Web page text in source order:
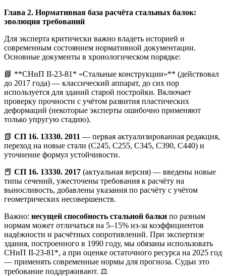
Глава 2. Нормативная база расчёта стальных балок:
эволюция требований
Для эксперта критически важно владеть историей и
современным состоянием нормативной документации.
Основные документы в хронологическом порядке:
📘 **СНиП II-23-81* «Стальные конструкции»** (действовал
до 2017 года) — классический аппарат, до сих пор
используется для зданий старой постройки. Включает
проверку прочности с учётом развития пластических
деформаций (некоторые эксперты ошибочно применяют
только упругую стадию).
📗 СП 16. 13330. 2011 — первая актуализированная редакция,
переход на новые стали (С245, С255, С345, С390, С440) и
уточнение формул устойчивости.
📕 СП 16. 13330. 2017 (актуальная версия) — введены новые
типы сечений, ужесточены требования к расчёту на
выносливость, добавлены указания по расчёту с учётом
геометрических несовершенств.
Важно: несущей способность стальной балки по разным
нормам может отличаться на 5–15% из-за коэффициентов
надёжности и расчётных сопротивлений. При экспертизе
здания, построенного в 1990 году, мы обязаны использовать
СНиП II-23-81*, а при оценке остаточного ресурса на 2025 год
— применять современные нормы для прогноза. Судьи это
требование поддерживают. ⚖️